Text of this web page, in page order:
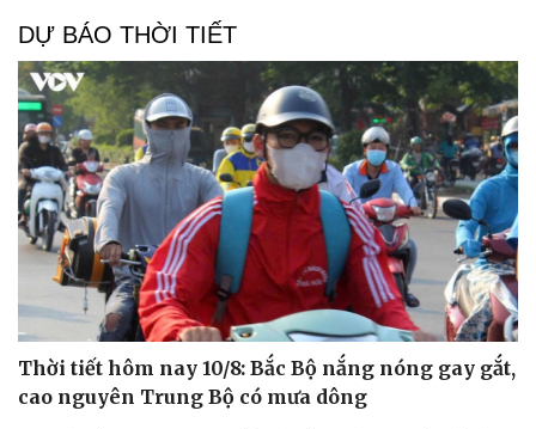
DỰ BÁO THỜI TIẾT
Thời tiết hôm nay 10/8: Bắc Bộ nắng nóng gay gắt,
cao nguyên Trung Bộ có mưa dông